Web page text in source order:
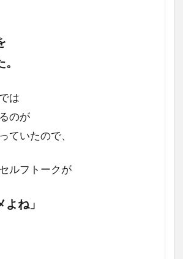
は
のが
ていたので、
ルフトークが
よね」